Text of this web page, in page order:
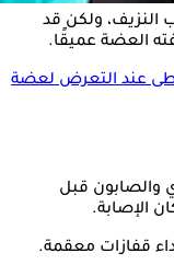
النزيف، ولكن قد
العضة عميقًا.
تُعطى عند التعرض لعضة
والصابون قبل
الإصابة.
قفازات معقمة.